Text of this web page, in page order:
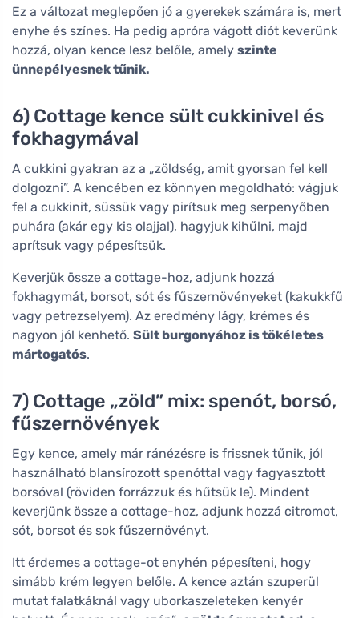
Ez a változat meglepően jó a gyerekek számára is, mert
enyhe és színes. Ha pedig apróra vágott diót keverünk
hozzá, olyan kence lesz belőle, amely szinte
ünnepélyesnek tűnik.
6) Cottage kence sült cukkinivel és
fokhagymával
A cukkini gyakran az a „zöldség, amit gyorsan fel kell
dolgozni”. A kencében ez könnyen megoldható: vágjuk
fel a cukkinit, süssük vagy pirítsuk meg serpenyőben
puhára (akár egy kis olajjal), hagyjuk kihűlni, majd
aprítsuk vagy pépesítsük.
Keverjük össze a cottage-hoz, adjunk hozzá
fokhagymát, borsot, sót és fűszernövényeket (kakukkfű
vagy petrezselyem). Az eredmény lágy, krémes és
nagyon jól kenhető. Sült burgonyához is tökéletes
mártogatós.
7) Cottage „zöld” mix: spenót, borsó,
fűszernövények
Egy kence, amely már ránézésre is frissnek tűnik, jól
használható blansírozott spenóttal vagy fagyasztott
borsóval (röviden forrázzuk és hűtsük le). Mindent
keverjünk össze a cottage-hoz, adjunk hozzá citromot,
sót, borsot és sok fűszernövényt.
Itt érdemes a cottage-ot enyhén pépesíteni, hogy
simább krém legyen belőle. A kence aztán szuperül
mutat falatkáknál vagy uborkaszeleteken kenyér